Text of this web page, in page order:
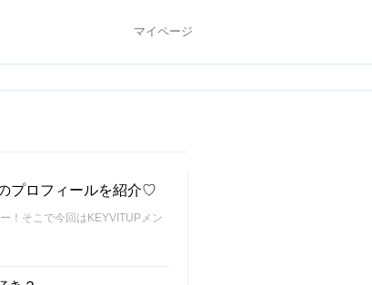
マイページ
プロフィールを紹介♡
！そこで今回はKEYVITUPメン